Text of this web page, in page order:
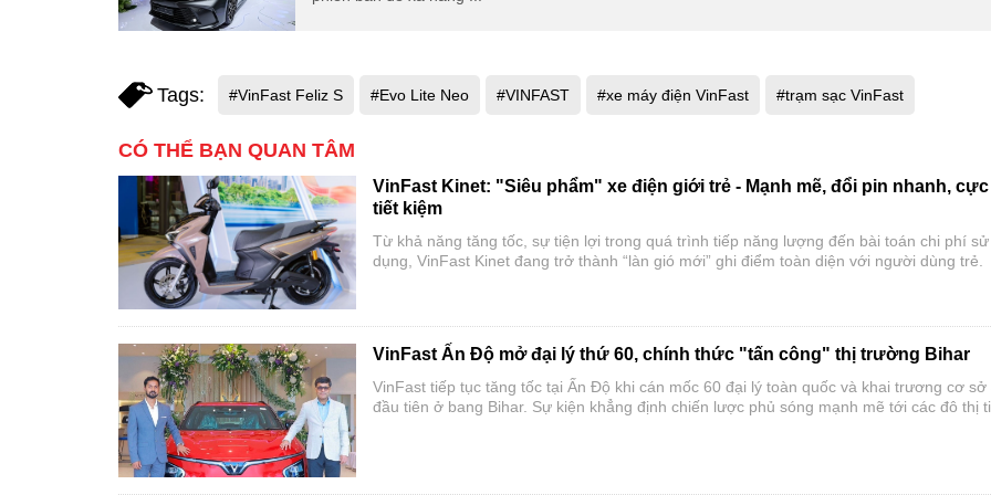
Tags: #VinFast Feliz S #Evo Lite Neo #VINFAST #xe máy điện VinFast #trạm sạc VinFast
CÓ THỂ BẠN QUAN TÂM
VinFast Kinet: "Siêu phẩm" xe điện giới trẻ - Mạnh mẽ, đổi pin nhanh,
tiết kiệm
Từ khả năng tăng tốc, sự tiện lợi trong quá trình tiếp năng lượng đến bài toán chi phí sử
dụng, VinFast Kinet đang trở thành “làn gió mới” ghi điểm toàn diện với người dùng trẻ.
VinFast Ấn Độ mở đại lý thứ 60, chính thức "tấn công" thị trường Bihar
VinFast tiếp tục tăng tốc tại Ấn Độ khi cán mốc 60 đại lý toàn quốc và khai trương cơ sở
đầu tiên ở bang Bihar. Sự kiện khẳng định chiến lược phủ sóng mạnh mẽ tới các đô thị